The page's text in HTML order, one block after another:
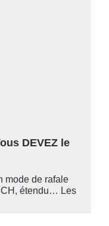
DEVEZ le
mode de rafale
CH, étendu… Les